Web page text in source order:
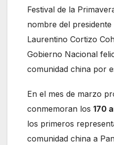
Festival de la
nombre del presidente
Laurentino Cortizo
Gobierno Nacional
comunidad china por
En el mes de marzo
conmemoran los 170
los primeros
comunidad china a